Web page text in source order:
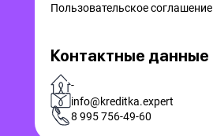
Пользовательское соглашение
Контактные данные
-
info@kreditka.expert
8 995 756-49-60